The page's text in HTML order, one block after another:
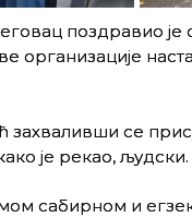
поздравио је
се
је рекао, људски.
сабирном и